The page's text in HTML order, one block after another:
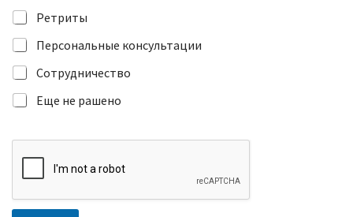
Ретриты
Персональные консультации
Сотрудничество
Еще не рашено